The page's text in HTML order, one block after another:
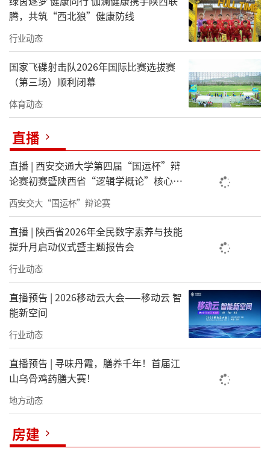
腾，共筑“西北狼”健康防线
行业动态
国家飞碟射击队2026年国际比赛选拔赛
（第三场）顺利闭幕
体育动态
直播
直播 | 西安交通大学第四届“国运杯”辩
论赛初赛暨陕西省“逻辑学概论”核心素
养课程辩论赛
西安交大“国运杯”辩论赛
直播 | 陕西省2026年全民数字素养与技能
提升月启动仪式暨主题报告会
行业动态
直播预告 | 2026移动云大会——移动云 智
能新空间
行业动态
直播预告 | 寻味丹霞，膳养千年！首届江
山乌骨鸡药膳大赛！
地方动态
房建